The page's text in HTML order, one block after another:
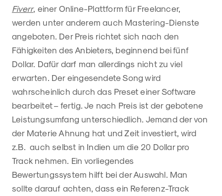
Fiverr, einer Online-Plattform für Freelancer,
werden unter anderem auch Mastering-Dienste
angeboten. Der Preis richtet sich nach den
Fähigkeiten des Anbieters, beginnend bei fünf
Dollar. Dafür darf man allerdings nicht zu viel
erwarten. Der eingesendete Song wird
wahrscheinlich durch das Preset einer Software
bearbeitet – fertig. Je nach Preis ist der gebotene
Leistungsumfang unterschiedlich. Jemand der von
der Materie Ahnung hat und Zeit investiert, wird
z.B. auch selbst in Indien um die 20 Dollar pro
Track nehmen. Ein vorliegendes
Bewertungssystem hilft bei der Auswahl. Man
sollte darauf achten, dass ein Referenz-Track